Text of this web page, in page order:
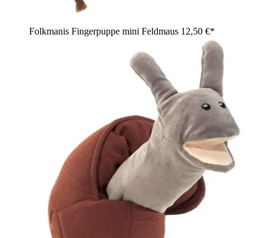
Folkmanis Fingerpuppe mini Feldmaus 12,50 €*